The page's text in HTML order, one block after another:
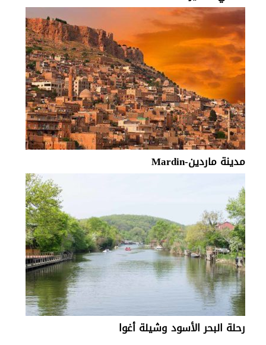
مدينة ماردين-Mardin
رحلة البحر الأسود وشيلة أغوا